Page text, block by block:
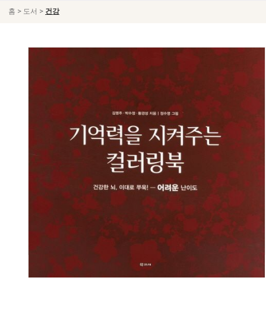
홈 > 도서 > 건강